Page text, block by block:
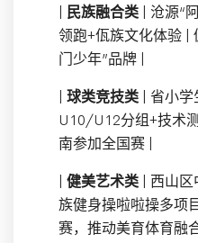
民族融合类 | 沧源“
领跑+佤族文化体验 |
门少年”品牌 |
球类竞技类 | 省小
U10/U12分组+技术
南参加全国赛 |
健美艺术类 | 西山
族健身操啦啦操多项
赛，推动美育体育融